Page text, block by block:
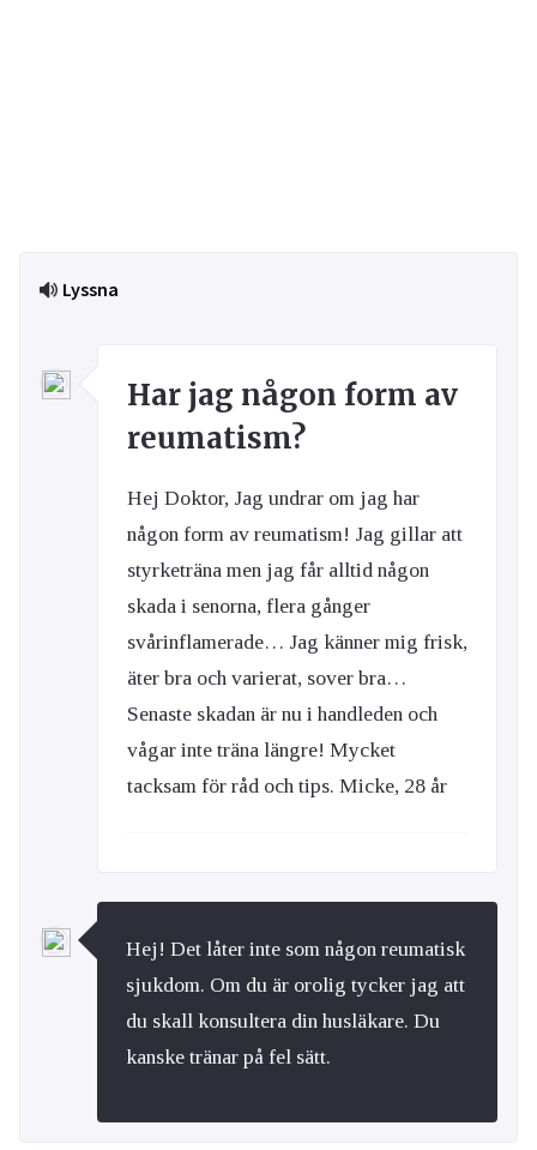
Lyssna
Har jag någon form av
reumatism?
Hej Doktor, Jag undrar om jag har
någon form av reumatism! Jag gillar att
styrketräna men jag får alltid någon
skada i senorna, flera gånger
svårinflamerade… Jag känner mig frisk,
äter bra och varierat, sover bra…
Senaste skadan är nu i handleden och
vågar inte träna längre! Mycket
tacksam för råd och tips. Micke, 28 år
Hej! Det låter inte som någon reumatisk
sjukdom. Om du är orolig tycker jag att
du skall konsultera din husläkare. Du
kanske tränar på fel sätt.